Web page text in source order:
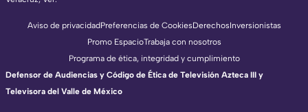
Aviso de privacidadPreferencias de CookiesDerechosInversionistas
Promo EspacioTrabaja con nosotros
Programa de ética, integridad y cumplimiento
Defensor de Audiencias y Código de Ética de Televisión Azteca III y
Televisora del Valle de México